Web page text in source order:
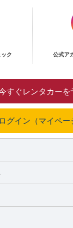
ク
公式ア
すぐレンタカーを
ログイン（マイペー